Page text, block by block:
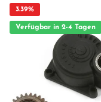
3.39%
Verfügbar in 2-4 Tagen